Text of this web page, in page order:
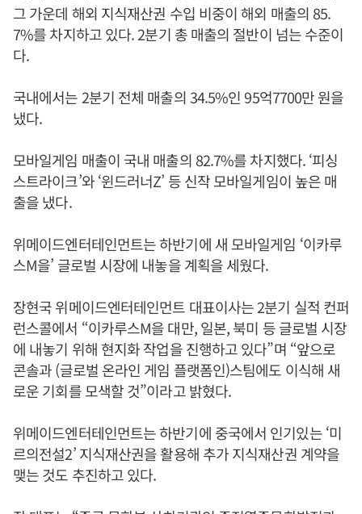
그 가운데 해외 지식재산권 수입 비중이 해외 매출의 85.
7%를 차지하고 있다. 2분기 총 매출의 절반이 넘는 수준이
다.
국내에서는 2분기 전체 매출의 34.5%인 95억7700만 원을
냈다.
모바일게임 매출이 국내 매출의 82.7%를 차지했다. ‘피싱
스트라이크’와 ‘윈드러너Z’ 등 신작 모바일게임이 높은 매
출을 냈다.
위메이드엔터테인먼트는 하반기에 새 모바일게임 ‘이카루
스M을’ 글로벌 시장에 내놓을 계획을 세웠다.
장현국 위메이드엔터테인먼트 대표이사는 2분기 실적 컨퍼
런스콜에서 “이카루스M을 대만, 일본, 북미 등 글로벌 시장
에 내놓기 위해 현지화 작업을 진행하고 있다”며 “앞으로
콘솔과 (글로벌 온라인 게임 플랫폼인)스팀에도 이식해 새
로운 기회를 모색할 것”이라고 밝혔다.
위메이드엔터테인먼트는 하반기에 중국에서 인기있는 ‘미
르의전설2’ 지식재산권을 활용해 추가 지식재산권 계약을
맺는 것도 추진하고 있다.